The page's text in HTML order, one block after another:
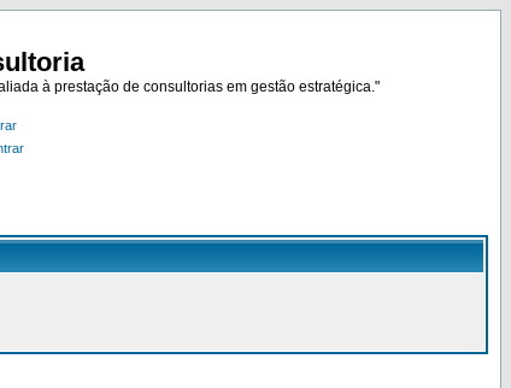
à prestação de consultorias em gestão estratégica."